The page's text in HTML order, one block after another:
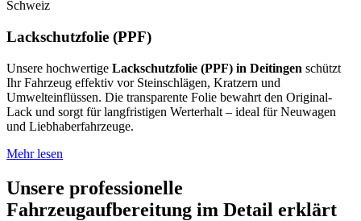
Lackschutzfolie (PPF)
Unsere hochwertige Lackschutzfolie (PPF) in Deitingen schützt
Ihr Fahrzeug effektiv vor Steinschlägen, Kratzern und
Umwelteinflüssen. Die transparente Folie bewahrt den Original-
Lack und sorgt für langfristigen Werterhalt – ideal für Neuwagen
und Liebhaberfahrzeuge.
Mehr lesen
Unsere professionelle
Fahrzeugaufbereitung im Detail erklärt